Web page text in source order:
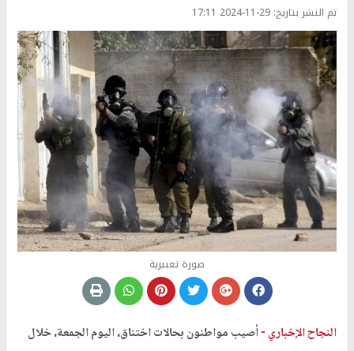
تم النشر بتاريخ: 2024-11-29 17:11
صورة تعبيرية
النجاح الإخباري -أصيب مواطنون بحالات اختناق، اليوم الجمعة، خلال